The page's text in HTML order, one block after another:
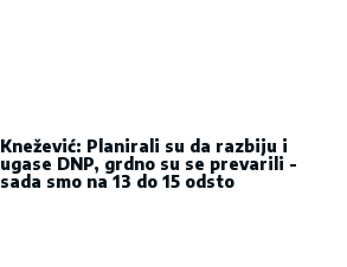
Knežević: Planirali su da razbiju i
ugase DNP, grdno su se prevarili -
sada smo na 13 do 15 odsto